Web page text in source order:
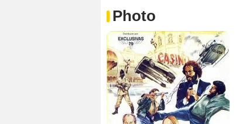
Photo